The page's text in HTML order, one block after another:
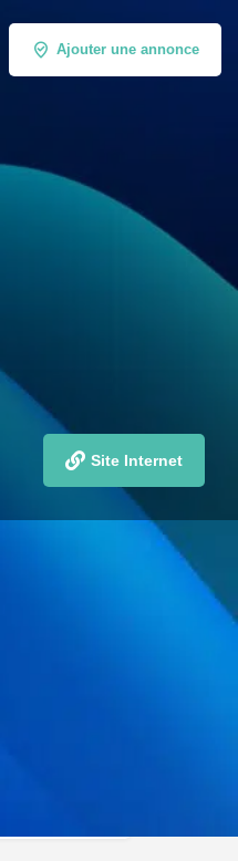
Ajouter une annonce
Site Internet